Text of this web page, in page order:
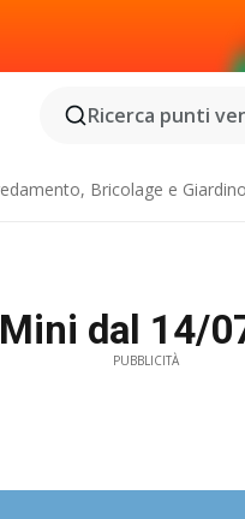
Ricerca punti
Bricolage e Giardino
Mini dal
PUBBLICITÀ